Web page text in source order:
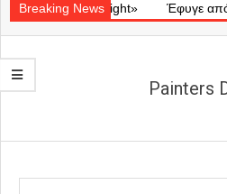
Navigation
Menu
Breaking News
«Ray of Light» Έφυγε από τη
Painters